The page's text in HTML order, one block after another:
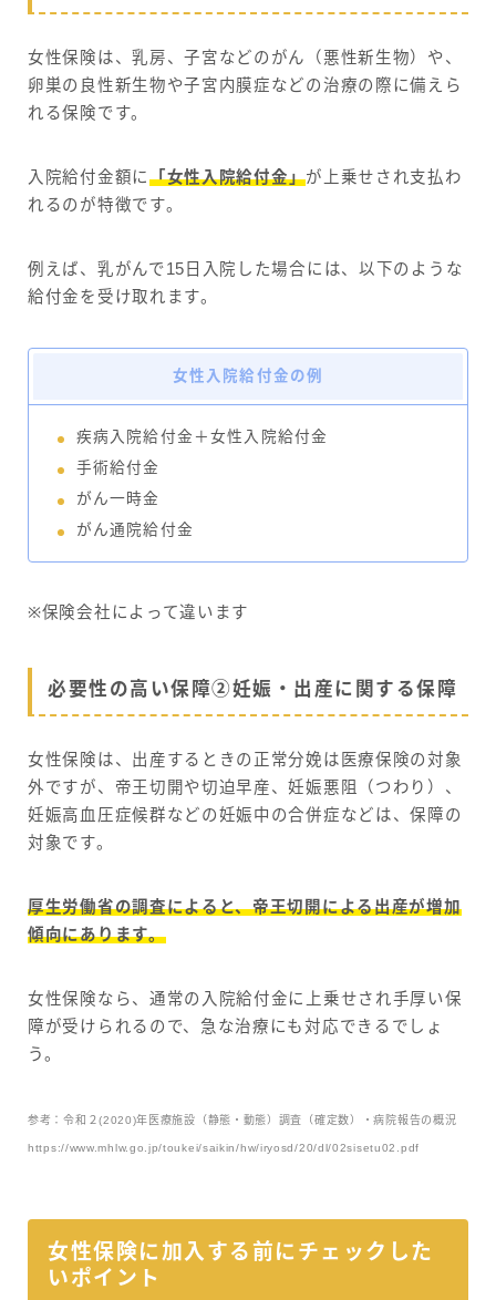
女性保険は、乳房、子宮などのがん（悪性新生物）や、
卵巣の良性新生物や子宮内膜症などの治療の際に備えら
れる保険です。
入院給付金額に「女性入院給付金」が上乗せされ支払わ
れるのが特徴です。
例えば、乳がんで15日入院した場合には、以下のような
給付金を受け取れます。
女性入院給付金の例
疾病入院給付金＋女性入院給付金
手術給付金
がん一時金
がん通院給付金
※保険会社によって違います
必要性の高い保障②妊娠・出産に関する保障
女性保険は、出産するときの正常分娩は医療保険の対象
外ですが、帝王切開や切迫早産、妊娠悪阻（つわり）、
妊娠高血圧症候群などの妊娠中の合併症などは、保障の
対象です。
厚生労働省の調査によると、帝王切開による出産が増加
傾向にあります。
女性保険なら、通常の入院給付金に上乗せされ手厚い保
障が受けられるので、急な治療にも対応できるでしょ
う。
参考：令和２(2020)年医療施設（静態・動態）調査（確定数）・病院報告の概況
https://www.mhlw.go.jp/toukei/saikin/hw/iryosd/20/dl/02sisetu02.pdf
女性保険に加入する前にチェックした
いポイント